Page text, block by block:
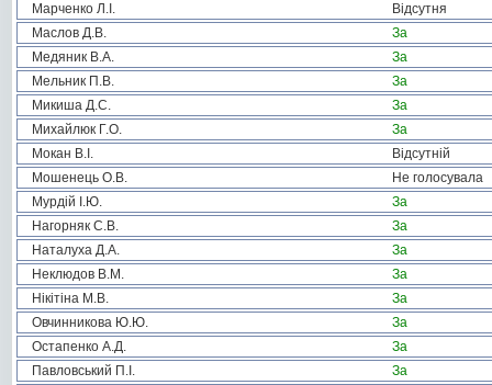
Марченко Л.І.
Відсутня
Маслов Д.В.
За
Медяник В.А.
За
Мельник П.В.
За
Микиша Д.С.
За
Михайлюк Г.О.
За
Мокан В.І.
Відсутній
Мошенець О.В.
Не голосувала
Мурдій І.Ю.
За
Нагорняк С.В.
За
Наталуха Д.А.
За
Неклюдов В.М.
За
Нікітіна М.В.
За
Овчинникова Ю.Ю.
За
Остапенко А.Д.
За
Павловський П.І.
За